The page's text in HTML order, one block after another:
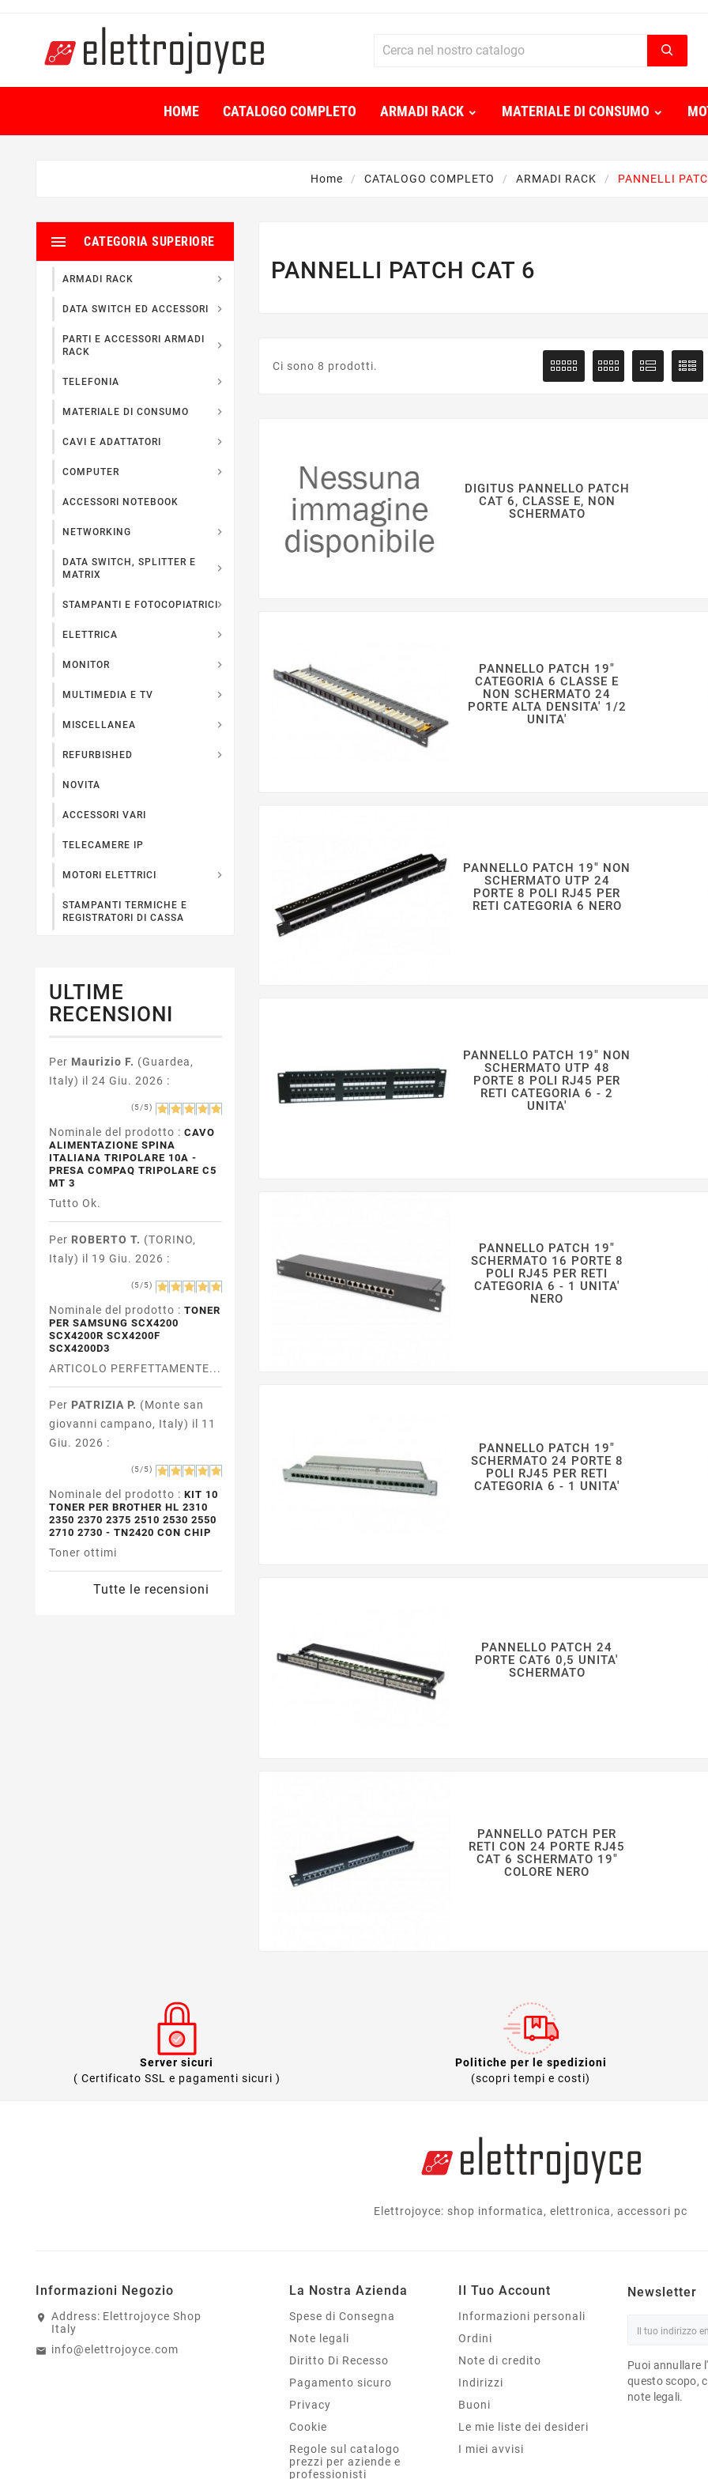
HOME CATALOGO COMPLETO ARMADI RACK MATERIALE DI CONSUMO
Home CATALOGO COMPLETO ARMADI RACK PANNELLI
CATEGORIA SUPERIORE

ARMADI RACK 
DATA SWITCH ED ACCESSORI 
PARTI E ACCESSORI ARMADI
RACK

TELEFONIA 
MATERIALE DI CONSUMO 
CAVI E ADATTATORI 
COMPUTER 
ACCESSORI NOTEBOOK
NETWORKING 
DATA SWITCH, SPLITTER E
MATRIX

STAMPANTI E FOTOCOPIATRICI
ELETTRICA 
MONITOR 
MULTIMEDIA E TV 
MISCELLANEA 
REFURBISHED 
NOVITA
ACCESSORI VARI
TELECAMERE IP
MOTORI ELETTRICI 
STAMPANTI TERMICHE E
REGISTRATORI DI CASSA
ULTIME
RECENSIONI
Per Maurizio F. (Guardea,
Italy) il 24 Giu. 2026 :
(5/5)
Nominale del prodotto : CAVO
ALIMENTAZIONE SPINA
ITALIANA TRIPOLARE 10A -
PRESA COMPAQ TRIPOLARE C5
MT 3
Tutto Ok.
Per ROBERTO T. (TORINO,
Italy) il 19 Giu. 2026 :
(5/5)
Nominale del prodotto : TONER
PER SAMSUNG SCX4200
SCX4200R SCX4200F
SCX4200D3
ARTICOLO PERFETTAMENTE...
Per PATRIZIA P. (Monte san
giovanni campano, Italy) il 11
Giu. 2026 :
(5/5)
Nominale del prodotto : KIT 10
TONER PER BROTHER HL 2310
2350 2370 2375 2510 2530 2550
2710 2730 - TN2420 CON CHIP
Toner ottimi
Tutte le recensioni
PANNELLI PATCH CAT 6
Ci sono 8 prodotti.
DIGITUS PANNELLO PATCH
CAT 6, CLASSE E, NON
SCHERMATO
PANNELLO PATCH 19"
CATEGORIA 6 CLASSE E
NON SCHERMATO 24
PORTE ALTA DENSITA' 1/2
UNITA'
PANNELLO PATCH 19" NON
SCHERMATO UTP 24
PORTE 8 POLI RJ45 PER
RETI CATEGORIA 6 NERO
PANNELLO PATCH 19" NON
SCHERMATO UTP 48
PORTE 8 POLI RJ45 PER
RETI CATEGORIA 6 - 2
UNITA'
PANNELLO PATCH 19"
SCHERMATO 16 PORTE 8
POLI RJ45 PER RETI
CATEGORIA 6 - 1 UNITA'
NERO
PANNELLO PATCH 19"
SCHERMATO 24 PORTE 8
POLI RJ45 PER RETI
CATEGORIA 6 - 1 UNITA'
PANNELLO PATCH 24
PORTE CAT6 0,5 UNITA'
SCHERMATO
PANNELLO PATCH PER
RETI CON 24 PORTE RJ45
CAT 6 SCHERMATO 19"
COLORE NERO
Server sicuri
( Certificato SSL e pagamenti sicuri )
Politiche per le spedizioni
(scopri tempi e costi)
Elettrojoyce: shop informatica, elettronica, accessori pc
Informazioni Negozio
Address: Elettrojoyce Shop
Italy
info@elettrojoyce.com
La Nostra Azienda
Spese di Consegna
Note legali
Diritto Di Recesso
Pagamento sicuro
Privacy
Cookie
Regole sul catalogo
prezzi per aziende e
professionisti
Il Tuo Account
Informazioni personali
Ordini
Note di credito
Indirizzi
Buoni
Le mie liste dei desideri
I miei avvisi
Newsletter
Puoi annullare
questo scopo,
note legali.